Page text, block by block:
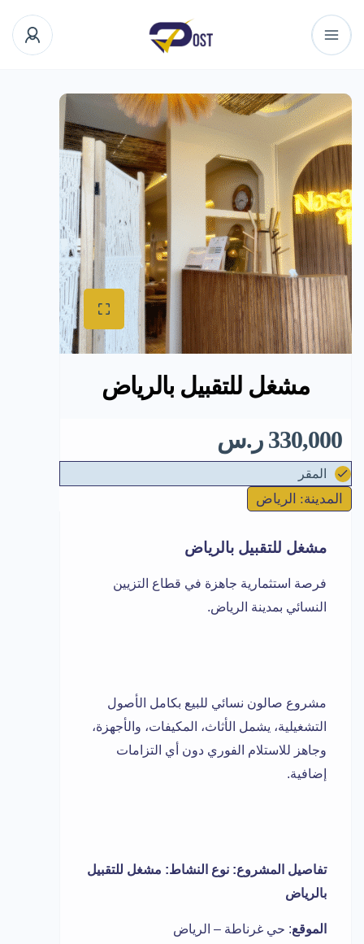
مشغل للتقبيل بالرياض
330,000 ر.س
المقر
المدينة: الرياض
مشغل للتقبيل بالرياض
فرصة استثمارية جاهزة في قطاع التزيين
النسائي بمدينة الرياض.
مشروع صالون نسائي للبيع بكامل الأصول
التشغيلية، يشمل الأثاث، المكيفات، والأجهزة،
وجاهز للاستلام الفوري دون أي التزامات
إضافية.
تفاصيل المشروع: نوع النشاط: مشغل للتقبيل
بالرياض
الموقع: حي غرناطة – الرياض